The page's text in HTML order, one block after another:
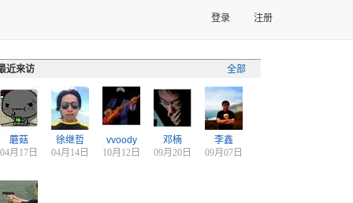
登录 注册
全部
近来访
蘑菇
04月17日
徐继哲
04月14日
vvoody
10月12日
邓楠
09月20日
李鑫
09月07日